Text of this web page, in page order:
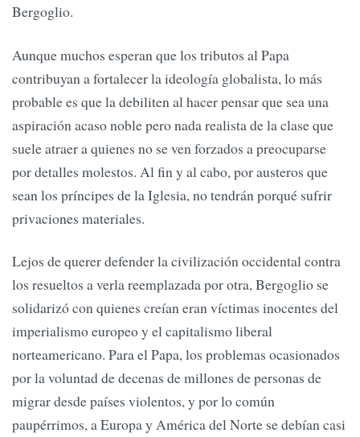
Bergoglio.
Aunque muchos esperan que los tributos al Papa
contribuyan a fortalecer la ideología globalista, lo más
probable es que la debiliten al hacer pensar que sea una
aspiración acaso noble pero nada realista de la clase que
suele atraer a quienes no se ven forzados a preocuparse
por detalles molestos. Al fin y al cabo, por austeros que
sean los príncipes de la Iglesia, no tendrán porqué sufrir
privaciones materiales.
Lejos de querer defender la civilización occidental contra
los resueltos a verla reemplazada por otra, Bergoglio se
solidarizó con quienes creían eran víctimas inocentes del
imperialismo europeo y el capitalismo liberal
norteamericano. Para el Papa, los problemas ocasionados
por la voluntad de decenas de millones de personas de
migrar desde países violentos, y por lo común
paupérrimos, a Europa y América del Norte se debían casi